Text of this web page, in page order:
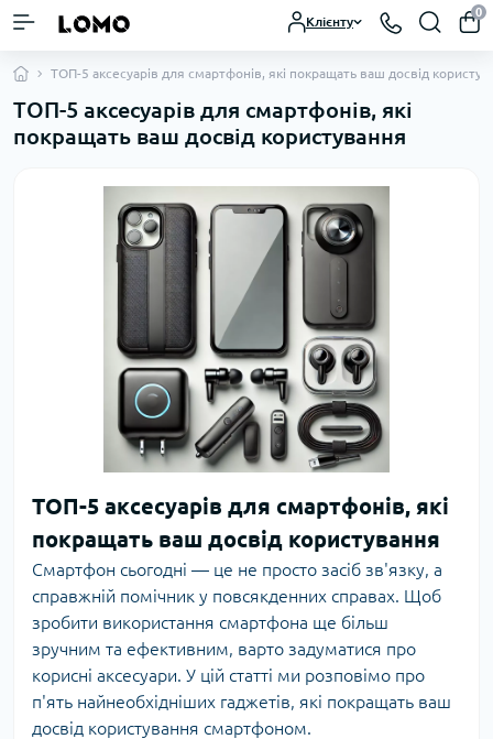
Клієнту
0
ТОП-5 аксесуарів для смартфонів, які покращать ваш досвід
ТОП-5 аксесуарів для смартфонів, які
покращать ваш досвід користування
ТОП-5 аксесуарів для смартфонів, які
покращать ваш досвід користування
Смартфон сьогодні — це не просто засіб зв'язку, а
справжній помічник у повсякденних справах. Щоб
зробити використання смартфона ще більш
зручним та ефективним, варто задуматися про
корисні аксесуари. У цій статті ми розповімо про
п'ять найнеобхідніших гаджетів, які покращать ваш
досвід користування смартфоном.